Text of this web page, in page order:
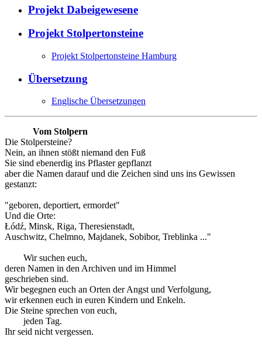
Projekt Dabeigewesene
Projekt Stolpertonsteine
Projekt Stolpertonsteine Hamburg
Übersetzung
Englische Übersetzungen
Vom Stolpern
Die Stolpersteine?
Nein, an ihnen stößt niemand den Fuß
Sie sind ebenerdig ins Pflaster gepflanzt
aber die Namen darauf und die Zeichen sind uns ins Gewissen
gestanzt:
"geboren, deportiert, ermordet"
Und die Orte:
Łódź, Minsk, Riga, Theresienstadt,
Auschwitz, Chelmno, Majdanek, Sobibor, Treblinka ..."
Wir suchen euch,
deren Namen in den Archiven und im Himmel
geschrieben sind.
Wir begegnen euch an Orten der Angst und Verfolgung,
wir erkennen euch in euren Kindern und Enkeln.
Die Steine sprechen von euch,
jeden Tag.
Ihr seid nicht vergessen.